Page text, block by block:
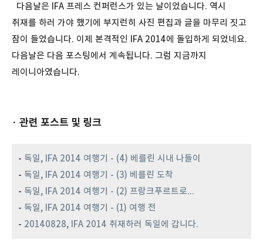
다음날은 IFA 프레스 컨퍼런스가 있는 날이었습니다. 역시
취재를 하러 가야 했기에 부지런히 사진 편집과 글을 마무리 짓고
잠이 들었습니다. 이제 본격적인 IFA 2014에 돌입하게 되었네요.
다음날은 다음 포스팅에서 계속됩니다. 그럼 지금까지
레이니아였습니다.
· 관련 포스트 및 링크
- 독일, IFA 2014 여행기 - (4) 베를린 시내 나들이
- 독일, IFA 2014 여행기 - (3) 베를린 도착
- 독일, IFA 2014 여행기 - (2) 프랑크푸르트로...
- 독일, IFA 2014 여행기 - (1) 여행 전
- 20140828, IFA 2014 취재하러 독일에 갑니다.